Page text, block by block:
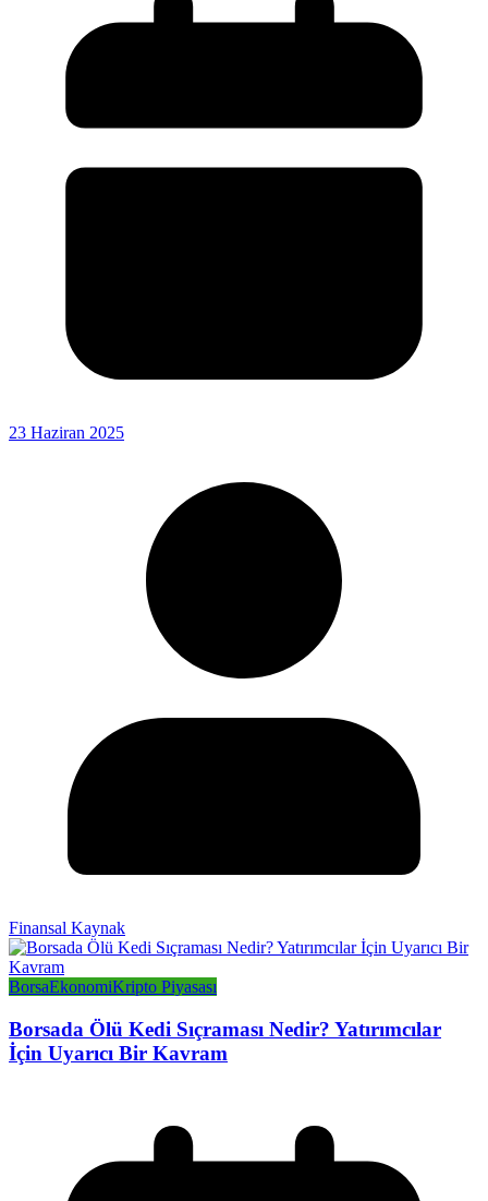
23 Haziran 2025
Finansal Kaynak
BorsaEkonomiKripto Piyasası
Borsada Ölü Kedi Sıçraması Nedir? Yatırımcılar
İçin Uyarıcı Bir Kavram